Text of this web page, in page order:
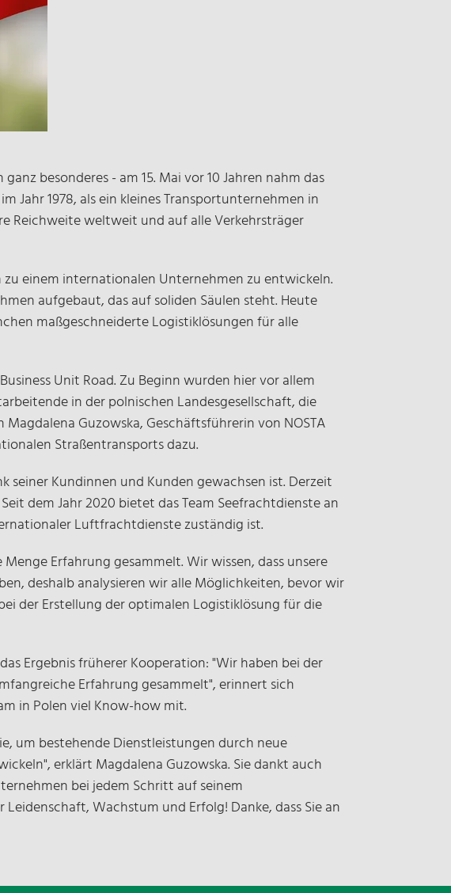
besonderes - am 15. Mai vor 10 Jahren nahm das
Jahr 1978, als ein kleines Transportunternehmen in
Reichweite weltweit und auf alle Verkehrsträger
einem internationalen Unternehmen zu entwickeln.
aufgebaut, das auf soliden Säulen steht. Heute
maßgeschneiderte Logistiklösungen für alle
Unit Road. Zu Beginn wurden hier vor allem
in der polnischen Landesgesellschaft, die
Guzowska, Geschäftsführerin von NOSTA
Straßentransports dazu.
seiner Kundinnen und Kunden gewachsen ist. Derzeit
dem Jahr 2020 bietet das Team Seefrachtdienste an
Luftfrachtdienste zuständig ist.
Erfahrung gesammelt. Wir wissen, dass unsere
deshalb analysieren wir alle Möglichkeiten, bevor wir
der Erstellung der optimalen Logistiklösung für die
Ergebnis früherer Kooperation: "Wir haben bei der
Erfahrung gesammelt", erinnert sich
in Polen viel Know-how mit.
um bestehende Dienstleistungen durch neue
erklärt Magdalena Guzowska. Sie dankt auch
bei jedem Schritt auf seinem
Wachstum und Erfolg! Danke, dass Sie an